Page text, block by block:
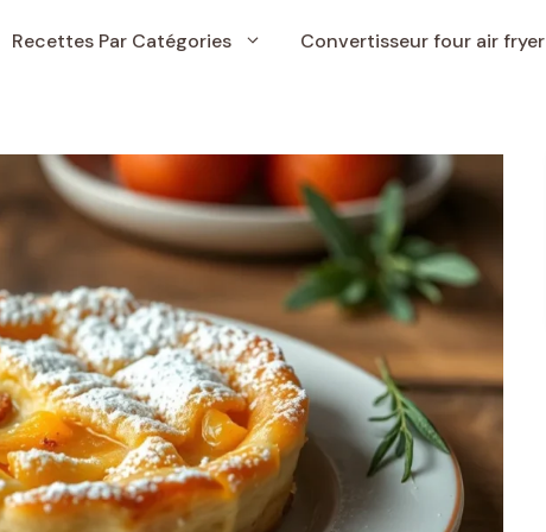
Recettes Par Catégories Convertisseur four air fryer